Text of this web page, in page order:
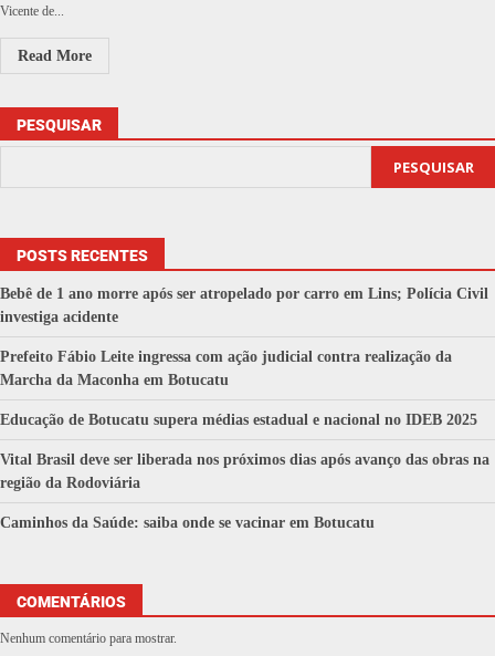
Vicente de...
Read More
PESQUISAR
PESQUISAR
POSTS RECENTES
Bebê de 1 ano morre após ser atropelado por carro em Lins; Polícia Civil
investiga acidente
Prefeito Fábio Leite ingressa com ação judicial contra realização da
Marcha da Maconha em Botucatu
Educação de Botucatu supera médias estadual e nacional no IDEB 2025
Vital Brasil deve ser liberada nos próximos dias após avanço das obras na
região da Rodoviária
Caminhos da Saúde: saiba onde se vacinar em Botucatu
COMENTÁRIOS
Nenhum comentário para mostrar.